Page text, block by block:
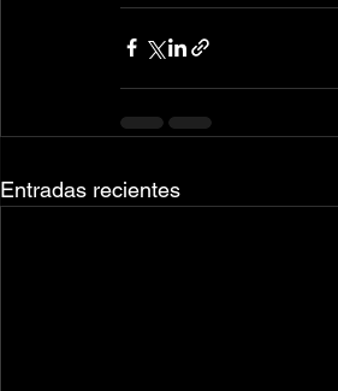
Entradas recientes